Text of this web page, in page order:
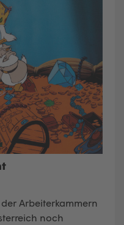
Arbeiterkammern
noch